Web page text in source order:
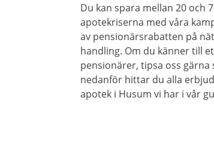
Du kan spara mellan 20 och
apotekriserna med våra
av pensionärsrabatten på
handling. Om du känner till
pensionärer, tipsa oss
nedanför hittar du alla
apotek i Husum vi har i vår